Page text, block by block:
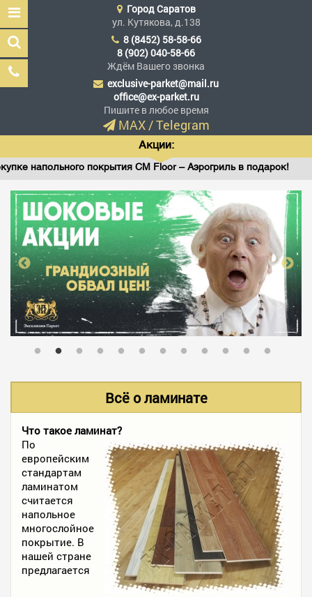
Эксклюзив Паркет
Мы сделали эксклюзив
доступным
ГЛАВНАЯ
АССОРТИМЕНТ
В НАЛИЧИИ
ФОТО РАБОТ
КОНТАКТЫ
ПОЛЕЗНОЕ
ГородСаратов
ул. Кутякова, д.138
8 (8452) 58-58-66
8 (902) 040-58-66
Ждём Вашего звонка
exclusive-parket@mail.ru
office@ex-parket.ru
Пишите в любое время
MAX/Telegram
Акции:
покрытия CM Floor – Аэрогриль в подарок!
Всё о ламинате
Что такое ламинат?
По
европейским
стандартам
ламинатом
считается
напольное
многослойное
покрытие. В
нашей стране
предлагается